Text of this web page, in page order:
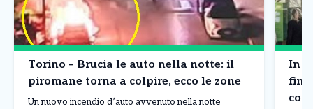
Torino – Brucia le auto nella notte: il
piromane torna a colpire, ecco le zone
Un nuovo incendio d’auto avvenuto nella notte
In